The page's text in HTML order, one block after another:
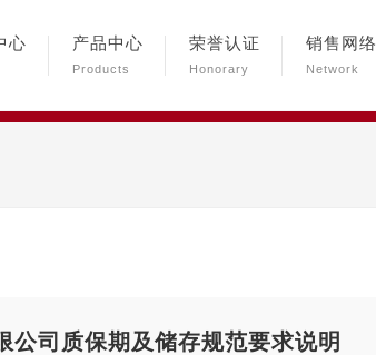
心 产品中心
Products
荣誉认证
Honorary
销售网络
Network
公司质保期及储存规范要求说明